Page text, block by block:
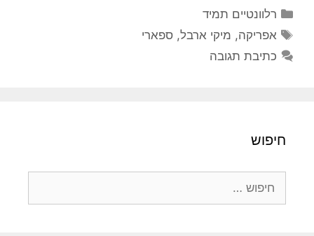
קטגוריות
רלוונטיים תמיד
תגיות
אפריקה, מיקי ארבל,ספארי
כתיבת תגובה
חיפוש